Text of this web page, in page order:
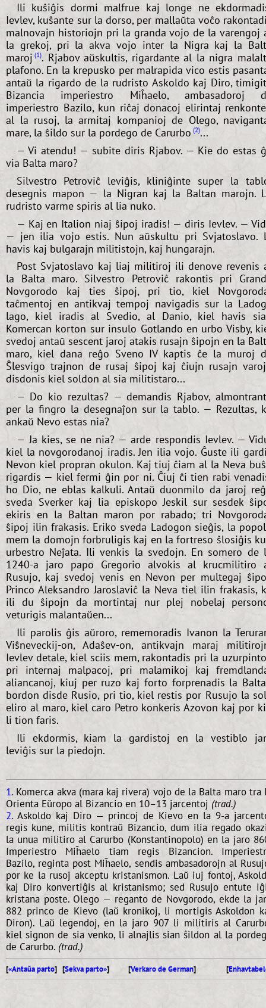
Ili kuŝiĝis dormi malfrue kaj longe ne
Ievlev, kuŝante sur la dorso, per mallaŭta voĉo
malnovajn historiojn pri la granda vojo de la varengoj
la grekoj, pri la akva vojo inter la Nigra kaj la
maroj 1 . Rjabov aŭskultis, rigardante al la nigra
plafono. En la krepusko per malrapida vico estis
antaŭ la rigardo de la rudristo Askoldo kaj Diro,
Bizancia imperiestro Miĥaelo, ambasadoroj
imperiestro Bazilo, kun riĉaj donacoj elirintaj
al la rusoj, la armitaj kompanioj de Olego,
mare, la ŝildo sur la pordego de Carurbo 2 ...
— Vi atendu! — subite diris Rjabov. — Kie do estas
via Balta maro?
Silvestro Petroviĉ leviĝis, kliniĝinte super la
desegnis mapon — la Nigran kaj la Baltan marojn.
rudristo varme spiris al lia nuko.
— Kaj en Italion niaj ŝipoj iradis! — diris Ievlev. —
— jen ilia vojo estis. Nun aŭskultu pri Svjatoslavo.
havis kaj bulgarajn militistojn, kaj hungarajn.
Post Svjatoslavo kaj liaj militiroj ili denove revenis
la Balta maro. Silvestro Petroviĉ rakontis pri
Novgorodo kaj ties ŝipoj, pri tio, kiel
taĉmentoj en antikvaj tempoj navigadis sur la
lago, kiel iradis al Svedio, al Danio, kiel havis
Komercan korton sur insulo Gotlando en urbo Visby,
svedoj antaŭ sescent jaroj atakis rusajn ŝipojn en la
maro, kiel dana reĝo Sveno IV kaptis ĉe la muroj
Ŝlesvigo trajnon de rusaj ŝipoj kaj ĉiujn rusajn
disdonis kiel soldon al sia militistaro...
— Do kio rezultas? — demandis Rjabov,
per la fingro la desegnaĵon sur la tablo. — Rezultas,
ankaŭ Nevo estas nia?
— Ja kies, se ne nia? — arde respondis Ievlev. —
kiel la novgorodanoj iradis. Jen ilia vojo. Ĝuste ili
Nevon kiel propran okulon. Kaj tiuj ĉiam al la Neva
rigardis — kiel fermi ĝin por ni. Ĉiuj ĉi tien rabi
ho Dio, ne eblas kalkuli. Antaŭ duonmilo da jaroj
sveda Sverker kaj lia episkopo Jeskil sur sesdek
ekiris en la Baltan maron por rabado; tri
ŝipoj ilin frakasis. Eriko sveda Ladogon sieĝis, la
mem la domojn forbruligis kaj en la fortreso ŝlosiĝis
urbestro Neĵata. Ili venkis la svedojn. En somero de
1240-a jaro papo Gregorio alvokis al krucmilitiro
Rusujo, kaj svedoj venis en Nevon per multegaj
Princo Aleksandro Jaroslaviĉ la Neva tiel ilin frakasis,
ili du ŝipojn da mortintaj nur plej nobelaj
veturigis malantaŭen...
Ili parolis ĝis aŭroro, rememoradis Ivanon la
Viŝneveckij-on, Adaŝev-on, antikvajn maraj
Ievlev detale, kiel sciis mem, rakontadis pri la
pri internaj malpacoj, pri malamikoj kaj
aliancanoj, kiuj per ruzo kaj forto forprenadis la
bordon disde Rusio, pri tio, kiel restis por Rusujo la
eliro al maro, kiel caro Petro konkeris Azovon kaj por
li tion faris.
Ili ekdormis, kiam la gardistoj en la vestiblo
leviĝis sur la piedojn.
1. Komerca akva (mara kaj rivera) vojo de la Balta maro tra
Orienta Eŭropo al Bizancio en 10–13 jarcentoj (trad.)
2. Askoldo kaj Diro — princoj de Kievo en la 9-a
regis kune, militis kontraŭ Bizancio, dum ilia regado
la unua militiro al Carurbo (Konstantinopolo) en la jaro
Imperiestro Miĥaelo tiam regis Bizancion.
Bazilo, reginta post Miĥaelo, sendis ambasadorojn al
por ke la rusoj akceptu kristanismon. Laŭ iuj fontoj,
kaj Diro konvertiĝis al kristanismo; sed Rusujo entute
kristana poste. Olego — reganto de Novgorodo, ekde la
882 princo de Kievo (laŭ kronikoj, li mortigis Askoldon
Diron). Laŭ legendoj, en la jaro 907 li militiris al
kiel signon de sia venko, li alnajlis sian ŝildon al la
de Carurbo. (trad.)
[«Antaŭa parto] [Sekva parto»] [Verkaro de German] [